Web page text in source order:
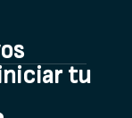
tu